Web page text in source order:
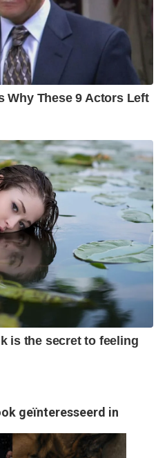
geïnteresseerd in